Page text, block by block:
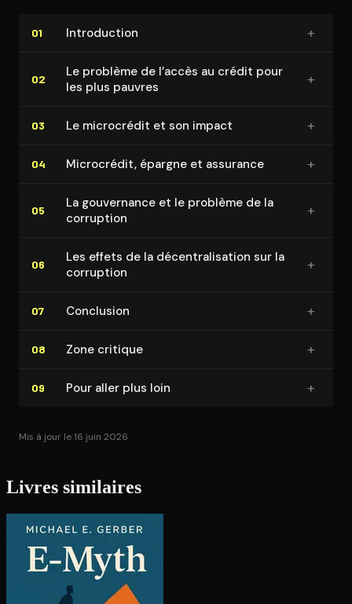
01 In­tro­duc­tion +
02
Le problème de l’accès au crédit pour
les plus pauvres
+
03 Le microcrédit et son impact +
04 Microcrédit, épargne et assurance +
05
La gouvernance et le problème de la
corruption
+
06
Les effets de la dé­cen­tra­li­sa­tion sur la
corruption
+
07 Conclusion +
08 Zone critique +
09 Pour aller plus loin +
Mis à jour le 16 juin 2026
Livres similaires